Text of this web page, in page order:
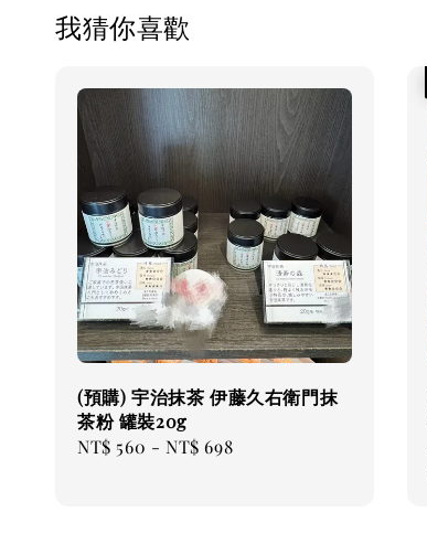
我猜你喜歡
(預購) 宇治抹茶 伊藤久右衛門抹
茶粉 罐裝20g
Regular
NT$ 560 -NT$ 698